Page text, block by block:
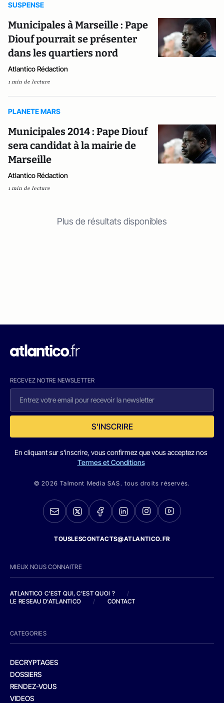
SUSPENSE
Municipales à Marseille : Pape
Diouf pourrait se présenter
dans les quartiers nord
Atlantico Rédaction
1 min de lecture
PLANETE MARS
Municipales 2014 : Pape Diouf
sera candidat à la mairie de
Marseille
Atlantico Rédaction
1 min de lecture
Plus de résultats disponibles
RECEVEZ NOTRE NEWSLETTER
S'INSCRIRE
En cliquant sur s'inscrire, vous confirmez que vous acceptez nos
Termes et Conditions
© 2026 Talmont Media SAS. tous droits réservés.
TOUSLESCONTACTS@ATLANTICO.FR
MIEUX NOUS CONNAITRE
ATLANTICO C'EST QUI, C'EST QUOI ?
/
LE RESEAU D'ATLANTICO
/ CONTACT
CATEGORIES
DECRYPTAGES
DOSSIERS
RENDEZ-VOUS
VIDEOS